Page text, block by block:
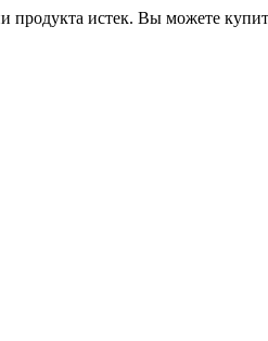
продукта истек. Вы можете